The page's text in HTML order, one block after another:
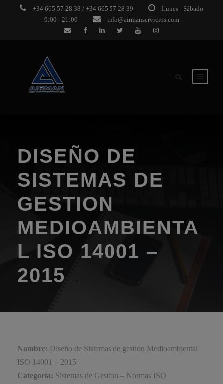
+34 665 57 28 38 / +34 665 57 28 39
Lunes - Sábado
9:00 - 21:00
info@airmanservicios.com
DISEÑO DE
SISTEMAS DE
GESTION
MEDIOAMBIENTA
L ISO 14001 –
2015
Nombre: Diseño de Sistemas de gestion Medioambiental
ISO 14001 – 2015
Categoría: Sistemas de Gestion – Normas ISO